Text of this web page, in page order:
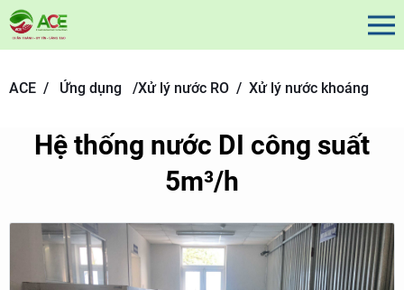
ACE / Ứng dụng /Xử lý nước RO / Xử lý nước khoáng
Hệ thống nước DI công suất
5m³/h